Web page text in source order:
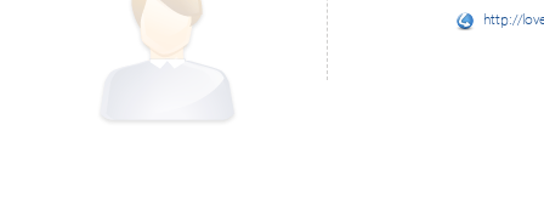
http://